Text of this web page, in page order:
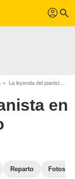
profil search
La leyenda del pianista en el océano
en
Reparto Fotos